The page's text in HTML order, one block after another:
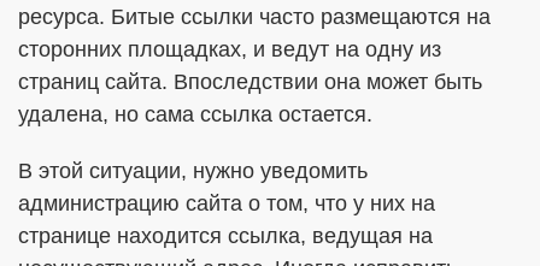
ресурса. Битые ссылки часто размещаются на
сторонних площадках, и ведут на одну из
страниц сайта. Впоследствии она может быть
удалена, но сама ссылка остается.
В этой ситуации, нужно уведомить
администрацию сайта о том, что у них на
странице находится ссылка, ведущая на